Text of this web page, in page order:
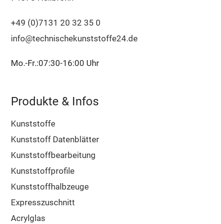
+49 (0)7131 20 32 35 0
info@technischekunststoffe24.de
Mo.-Fr.:07:30-16:00 Uhr
Produkte & Infos
Kunststoffe
Kunststoff Datenblätter
Kunststoffbearbeitung
Kunststoffprofile
Kunststoffhalbzeuge
Expresszuschnitt
Acrylglas